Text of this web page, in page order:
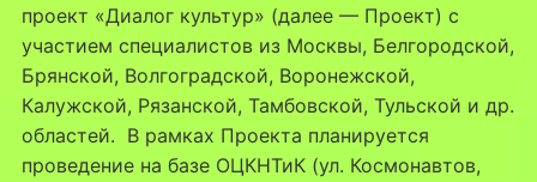
проект «Диалог культур» (далее — Проект) с
участием специалистов из Москвы, Белгородской,
Брянской, Волгоградской, Воронежской,
Калужской, Рязанской, Тамбовской, Тульской и др.
областей. В рамках Проекта планируется
проведение на базе ОЦКНТиК (ул. Космонавтов,